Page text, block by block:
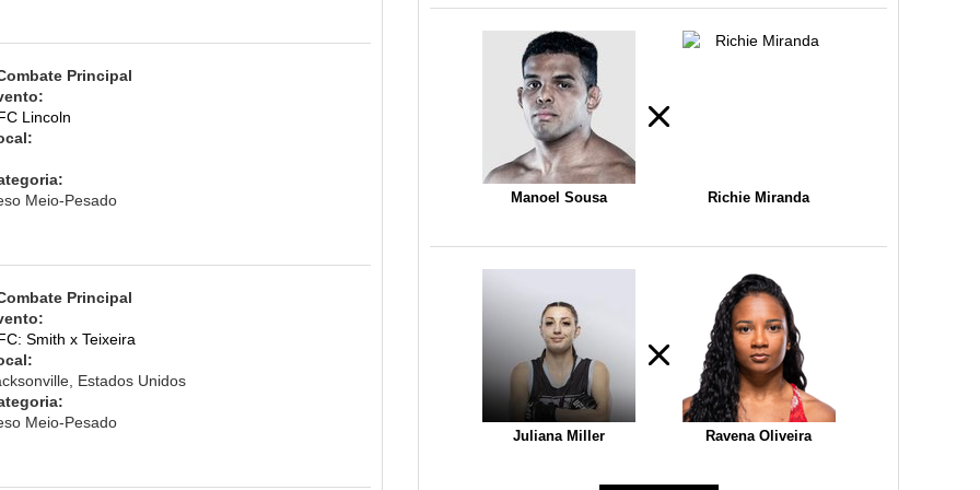
Principal
Lincoln
Meio-Pesado
Principal
Smith x Teixeira
Estados Unidos
Meio-Pesado
Manoel Sousa Richie Miranda
Juliana Miller Ravena Oliveira